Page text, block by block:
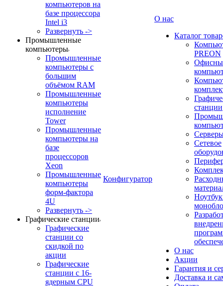
компьютеров на
базе процессора
Intel i3
Развернуть ->
Промышленные
компьютеры
Промышленные
компьютеры с
большим
объёмом RAM
Промышленные
компьютеры
исполнение
Tower
Промышленные
компьютеры на
базе
процессоров
Xeon
Промышленные
компьютеры
форм-фактора
4U
Развернуть ->
Графические станции
Графические
станции со
скидкой по
акции
Графические
станции с 16-
ядерным CPU
Конфигуратор
О нас
Каталог
PREON
станции
Сетевое
О нас
Акции
Гарантия и
Доставка и